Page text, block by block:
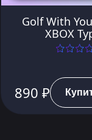
Golf With
XBOX
890 ₽